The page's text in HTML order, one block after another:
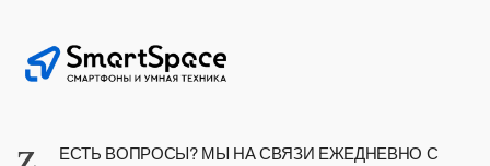
ЕСТЬ ВОПРОСЫ? МЫ НА СВЯЗИ ЕЖЕДНЕВНО С